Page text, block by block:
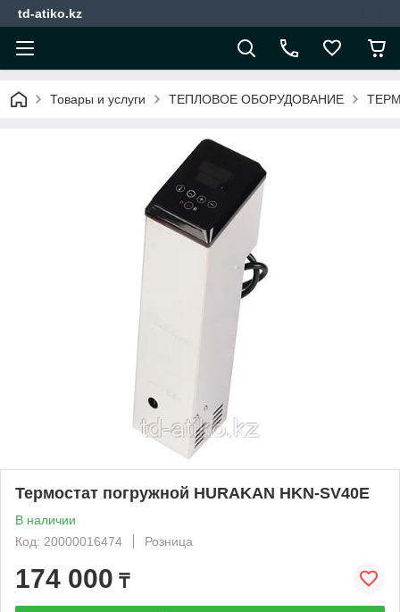
td-atiko.kz
Товары и услуги ТЕПЛОВОЕ ОБОРУДОВАНИЕ
Термостат погружной HURAKAN HKN-SV40E
В наличии
Код: 20000016474
Розница
174 000 ₸